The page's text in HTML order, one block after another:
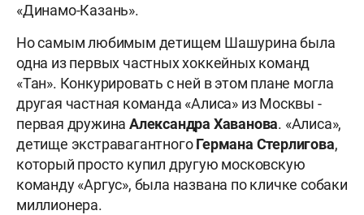
«Динамо-Казань».
Но самым любимым детищем Шашурина была
одна из первых частных хоккейных команд
«Тан». Конкурировать с ней в этом плане могла
другая частная команда «Алиса» из Москвы -
первая дружина Александра Хаванова. «Алиса»,
детище экстравагантногоГермана Стерлигова,
который просто купил другую московскую
команду «Аргус», была названа по кличке собаки
миллионера.